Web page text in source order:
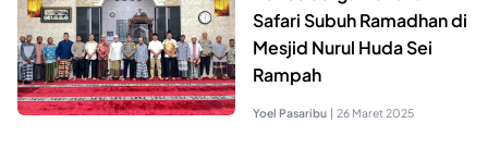
Safari Subuh Ramadhan di
Mesjid Nurul Huda Sei
Rampah
Yoel Pasaribu | 26 Maret 2025